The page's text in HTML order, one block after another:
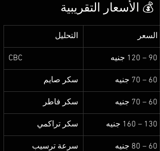
💰 الأسعار التقريبية
التحليل السعر
CBC 90 – 120 جنيه
سكر صايم 60 – 70 جنيه
سكر فاطر 60 – 70 جنيه
سكر تراكمي 130 – 160 جنيه
سرعة ترسيب 60 – 80 جنيه